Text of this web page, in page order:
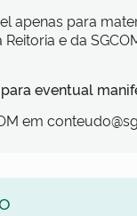
apenas para
e da
eventual
em